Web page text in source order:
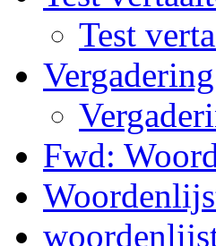
Test
Fwd: